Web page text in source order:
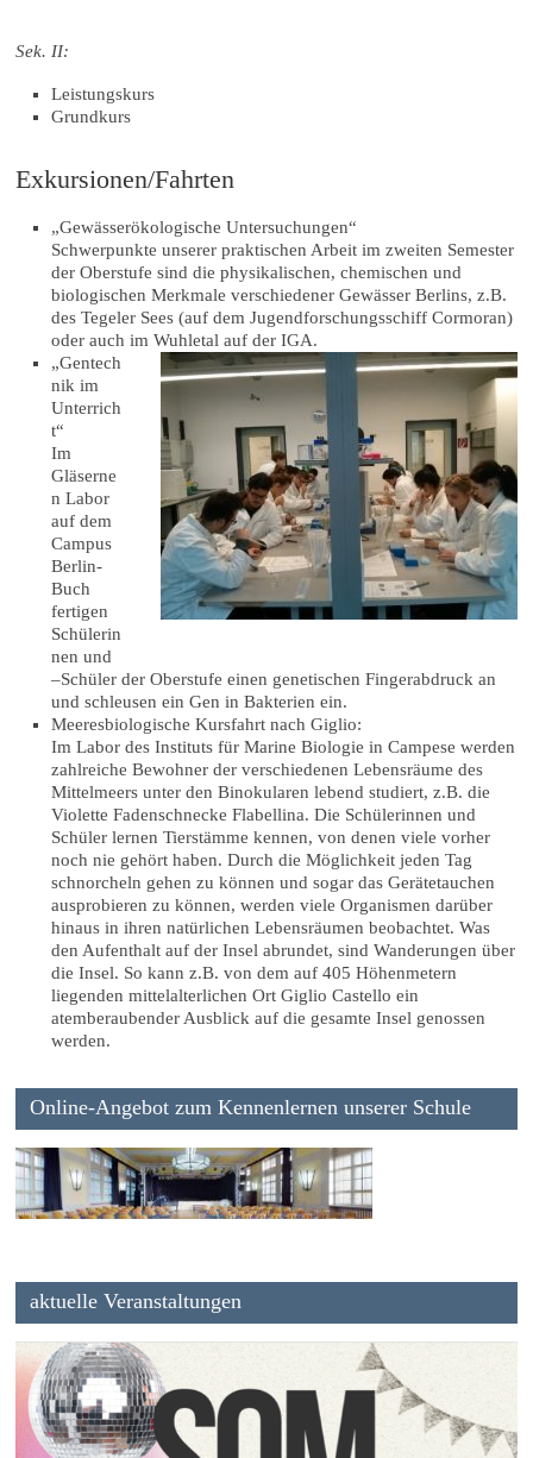
Sek. II:
Leistungskurs
Grundkurs
Exkursionen/Fahrten
„Gewässerökologische Untersuchungen“
Schwerpunkte unserer praktischen Arbeit im zweiten Semester
der Oberstufe sind die physikalischen, chemischen und
biologischen Merkmale verschiedener Gewässer Berlins, z.B.
des Tegeler Sees (auf dem Jugendforschungsschiff Cormoran)
oder auch im Wuhletal auf der IGA.
„Gentech
nik im
Unterrich
t“
Im
Gläserne
n Labor
auf dem
Campus
Berlin-
Buch
fertigen
Schülerin
nen und
–Schüler der Oberstufe einen genetischen Fingerabdruck an
und schleusen ein Gen in Bakterien ein.
Meeresbiologische Kursfahrt nach Giglio:
Im Labor des Instituts für Marine Biologie in Campese werden
zahlreiche Bewohner der verschiedenen Lebensräume des
Mittelmeers unter den Binokularen lebend studiert, z.B. die
Violette Fadenschnecke Flabellina. Die Schülerinnen und
Schüler lernen Tierstämme kennen, von denen viele vorher
noch nie gehört haben. Durch die Möglichkeit jeden Tag
schnorcheln gehen zu können und sogar das Gerätetauchen
ausprobieren zu können, werden viele Organismen darüber
hinaus in ihren natürlichen Lebensräumen beobachtet. Was
den Aufenthalt auf der Insel abrundet, sind Wanderungen über
die Insel. So kann z.B. von dem auf 405 Höhenmetern
liegenden mittelalterlichen Ort Giglio Castello ein
atemberaubender Ausblick auf die gesamte Insel genossen
werden.
Online-Angebot zum Kennenlernen unserer Schule
aktuelle Veranstaltungen